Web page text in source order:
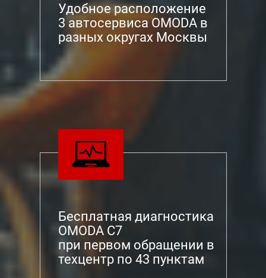
Удобное расположение
3 автосервиса OMODA в
разных округах Москвы
Бесплатная диагностика
OMODA C7
при первом обращении в
техцентр по 43 пунктам